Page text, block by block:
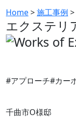
Home>施工事例 >
エクステリ
#アプローチ#カー
千曲市O様邸